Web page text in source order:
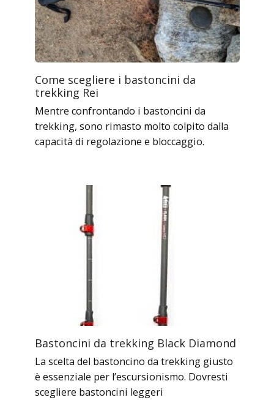
Come scegliere i bastoncini da
trekking Rei
Mentre confrontando i bastoncini da
trekking, sono rimasto molto colpito dalla
capacità di regolazione e bloccaggio.
Bastoncini da trekking Black Diamond
La scelta del bastoncino da trekking giusto
è essenziale per l’escursionismo. Dovresti
scegliere bastoncini leggeri